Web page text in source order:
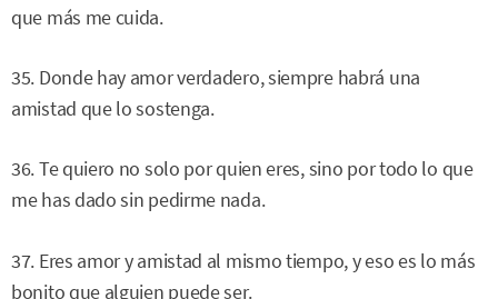
que más me cuida.
35. Donde hay amor verdadero, siempre habrá una
amistad que lo sostenga.
36. Te quiero no solo por quien eres, sino por todo lo que
me has dado sin pedirme nada.
37. Eres amor y amistad al mismo tiempo, y eso es lo más
bonito que alguien puede ser.